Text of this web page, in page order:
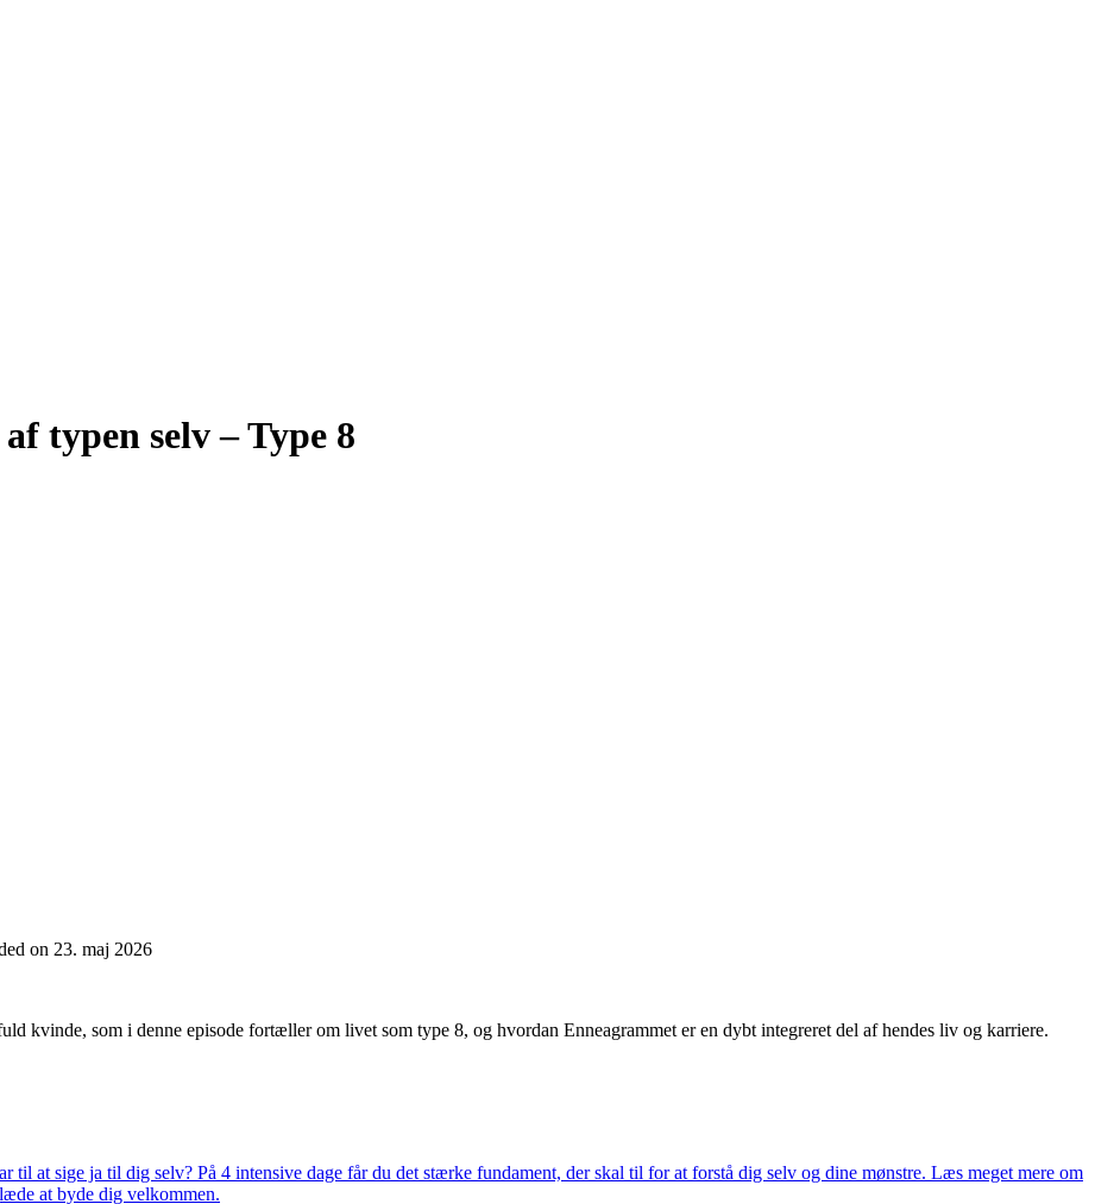
typen selv – Type 8
on 23. maj 2026
kvinde, som i denne episode fortæller om livet som type 8, og hvordan Enneagrammet er en dybt integreret del af hendes liv og karriere.